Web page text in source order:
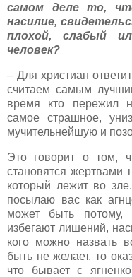
самом деле то,
насилие,
плохой, слабый
человек?
– Для христиан
считаем самым
время кто пережил
самое страшное,
мучительнейшую и
Это говорит о том,
становятся
который лежит во
посылаю вас как
может быть
избегают лишений,
кого можно назвать
быть не желает, то
что бывает с